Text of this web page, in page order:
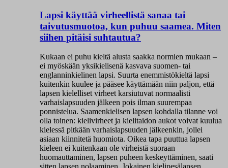
Lapsi käyttää virheellistä sanaa tai
taivutusmuotoa, kun puhuu saamea. Miten
siihen pitäisi suhtautua?
Kukaan ei puhu kieltä alusta saakka normien mukaan –
ei myöskään yksikielisenä kasvava suomen- tai
englanninkielinen lapsi. Suurta enemmistökieltä lapsi
kuitenkin kuulee ja pääsee käyttämään niin paljon, että
lapsen kielelliset virheet karsiutuvat normaalisti
varhaislapsuuden jälkeen pois ilman suurempaa
ponnistelua. Saamenkielisen lapsen kohdalla tilanne voi
olla toinen: kielivirheet ja kielitaidon aukot voivat kuulua
kielessä pitkään varhaislapsuuden jälkeenkin, jollei
asiaan kiinnitetä huomiota. Oikea tapa puuttua lapsen
kieleen ei kuitenkaan ole virheistä suoraan
huomauttaminen, lapsen puheen keskeyttäminen, saati